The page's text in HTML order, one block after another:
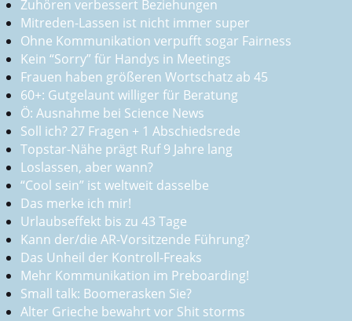
Zuhören verbessert Beziehungen
Mitreden-Lassen ist nicht immer super
Ohne Kommunikation verpufft sogar Fairness
Kein “Sorry” für Handys in Meetings
Frauen haben größeren Wortschatz ab 45
60+: Gutgelaunt williger für Beratung
Ö: Ausnahme bei Science News
Soll ich? 27 Fragen + 1 Abschiedsrede
Topstar-Nähe prägt Ruf 9 Jahre lang
Loslassen, aber wann?
“Cool sein” ist weltweit dasselbe
Das merke ich mir!
Urlaubseffekt bis zu 43 Tage
Kann der/die AR-Vorsitzende Führung?
Das Unheil der Kontroll-Freaks
Mehr Kommunikation im Preboarding!
Small talk: Boomerasken Sie?
Alter Grieche bewahrt vor Shit storms